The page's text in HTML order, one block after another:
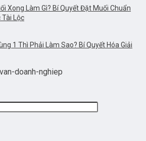
Xong Làm Gì? Bí Quyết Đặt Muối Chuẩn
Tài Lộc
1 Thì Phải Làm Sao? Bí Quyết Hóa Giải